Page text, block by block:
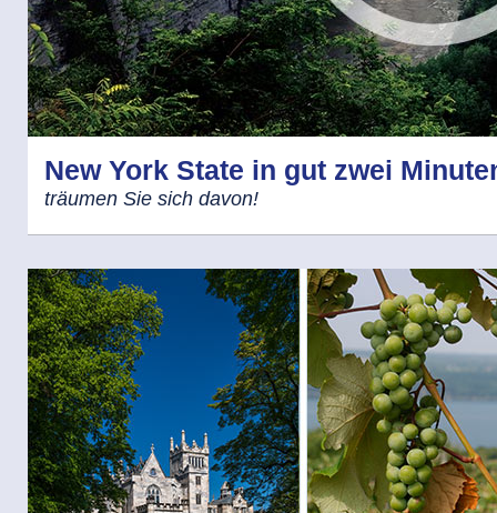
New York State in gut zwei
träumen Sie sich davon!